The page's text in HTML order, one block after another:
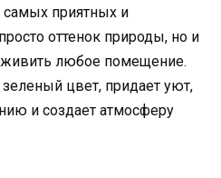
самых приятных и
оттенок природы, но и
любое помещение.
цвет, придает уют,
и создает атмосферу